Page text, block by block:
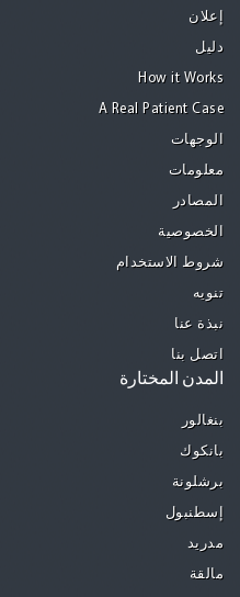
إعلان
دليل
How it Works
A Real Patient Case
الوجهات
معلومات
المصادر
الخصوصية
شروط الاستخدام
تنويه
نبذة عنا
اتصل بنا
المدن المختارة
بنغالور
بانكوك
برشلونة
إسطنبول
مدريد
مالقة